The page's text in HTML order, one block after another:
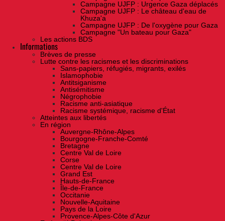
Campagne UJFP : Urgence Gaza déplacés
Campagne UJFP : Le château d'eau de
Khuza'a
Campagne UJFP : De l'oxygène pour Gaza
Campagne "Un bateau pour Gaza"
Les actions BDS
Informations
Brèves de presse
Lutte contre les racismes et les discriminations
Sans-papiers, réfugiés, migrants, exilés
Islamophobie
Antitsiganisme
Antisémitisme
Négrophobie
Racisme anti-asiatique
Racisme systémique, racisme d'État
Atteintes aux libertés
En région
Auvergne-Rhône-Alpes
Bourgogne-Franche-Comté
Bretagne
Centre Val de Loire
Corse
Centre Val de Loire
Grand Est
Hauts-de-France
Île-de-France
Occitanie
Nouvelle-Aquitaine
Pays de la Loire
Provence-Alpes-Côte d'Azur